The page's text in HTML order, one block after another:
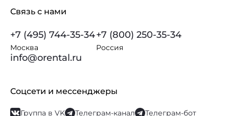
Связь с нами
+7 (495) 744-35-34
Москва
+7 (800) 250-35-34
Россия
info@orental.ru
Соцсети и мессенджеры
Группа в VK Телеграм-канал Телеграм-бот